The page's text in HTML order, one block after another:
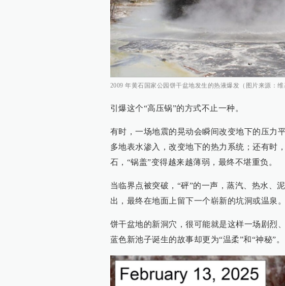
2009 年黄石国家公园饼干盆地发生的热液爆发（图片来源：维
引爆这个“高压锅”的方式不止一种。
有时，一场地震的晃动会瞬间改变地下的压力
多地表水渗入，改变地下的热力系统；还有时
石，“锅盖”变得越来越薄弱，最终不堪重负。
当临界点被突破，“砰”的一声，蒸汽、热水、
出，最终在地面上留下一个崭新的坑洞或温泉。
饼干盆地的新洞穴，很可能就是这样一场剧烈
蓝色新池子诞生的故事却更为“温柔”和“神秘”。